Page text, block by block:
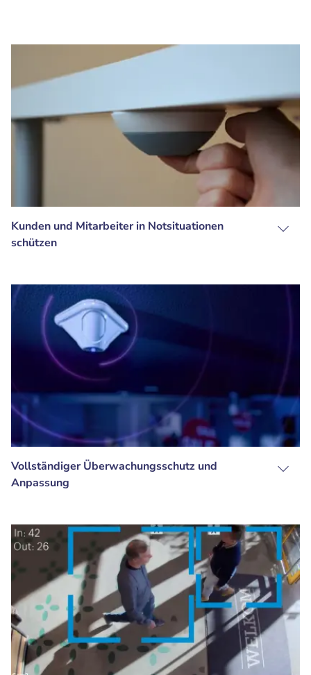
Kunden und Mitarbeiter in Notsituationen
schützen
Vollständiger Überwachungsschutz und
Anpassung